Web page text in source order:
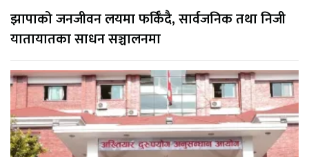
झापाको जनजीवन लयमा फर्किँदै, सार्वजनिक तथा निजी
यातायातका साधन सञ्चालनमा